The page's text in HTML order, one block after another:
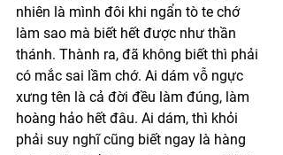
nhiên là mình đôi khi ngẩn tò te chớ
làm sao mà biết hết được như thần
thánh. Thành ra, đã không biết thì phải
có mắc sai lầm chớ. Ai dám vỗ ngực
xưng tên là cả đời đều làm đúng, làm
hoàng hảo hết đâu. Ai dám, thì khỏi
phải suy nghĩ cũng biết ngay là hàng